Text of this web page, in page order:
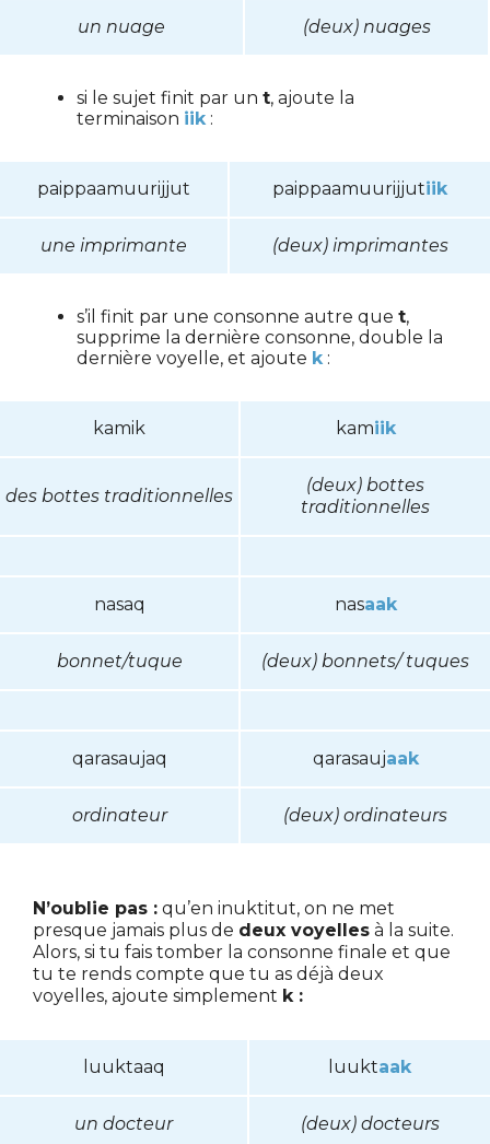
un nuage (deux) nuages
si le sujet finit par un t, ajoute la
terminaison iik:
paippaamuurijjut paippaamuurijjutiik
une imprimante (deux) imprimantes
s’il finit par une consonne autre que t,
supprime la dernière consonne, double la
dernière voyelle, et ajoute k:
kamik kamiik
des bottes traditionnelles
(deux) bottes
traditionnelles
nasaq nasaak
bonnet/tuque (deux) bonnets/ tuques
qarasaujaq qarasaujaak
ordinateur (deux) ordinateurs
N’oublie pas : qu’en inuktitut, on ne met
presque jamais plus de deux voyelles à la suite.
Alors, si tu fais tomber la consonne finale et que
tu te rends compte que tu as déjà deux
voyelles, ajoute simplement k :
luuktaaq luuktaak
un docteur (deux) docteurs